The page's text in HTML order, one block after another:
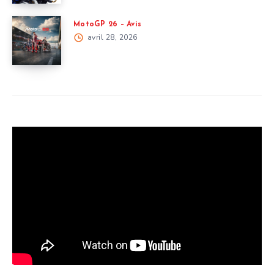
MotoGP 26 – Avis
avril 28, 2026